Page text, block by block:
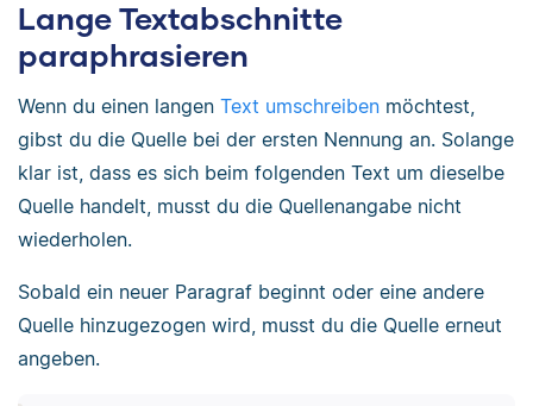
Lange Textabschnitte
paraphrasieren
Wenn du einen langen Text umschreiben möchtest,
gibst du die Quelle bei der ersten Nennung an. Solange
klar ist, dass es sich beim folgenden Text um dieselbe
Quelle handelt, musst du die Quellenangabe nicht
wiederholen.
Sobald ein neuer Paragraf beginnt oder eine andere
Quelle hinzugezogen wird, musst du die Quelle erneut
angeben.